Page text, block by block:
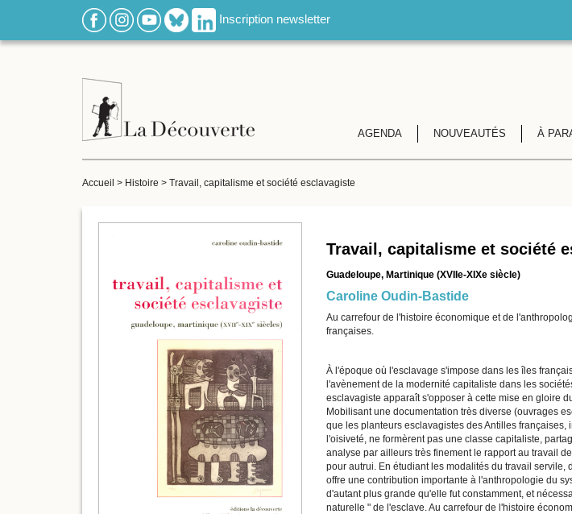
Inscription newsletter
AGENDA NOUVEAUTÉS À
Accueil > Histoire > Travail, capitalisme et société esclavagiste
Travail, capitalisme et société
Guadeloupe, Martinique (XVIIe-XIXe siècle)
Caroline Oudin-Bastide
Au carrefour de l'histoire économique et de
françaises.
À l'époque où l'esclavage s'impose dans les îles
l'avènement de la modernité capitaliste dans les
esclavagiste apparaît s'opposer à cette mise en gloire
Mobilisant une documentation très diverse (ouvrages
que les planteurs esclavagistes des Antilles
l'oisiveté, ne formèrent pas une classe capitaliste,
analyse par ailleurs très finement le rapport au travail
pour autrui. En étudiant les modalités du travail
offre une contribution importante à l'anthropologie du
d'autant plus grande qu'elle fut constamment, et
naturelle " de l'esclave. Au carrefour de l'histoire